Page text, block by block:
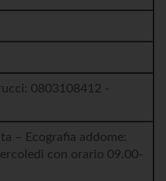
0803108412 -
– Ecografia addome:
con orario 09.00-